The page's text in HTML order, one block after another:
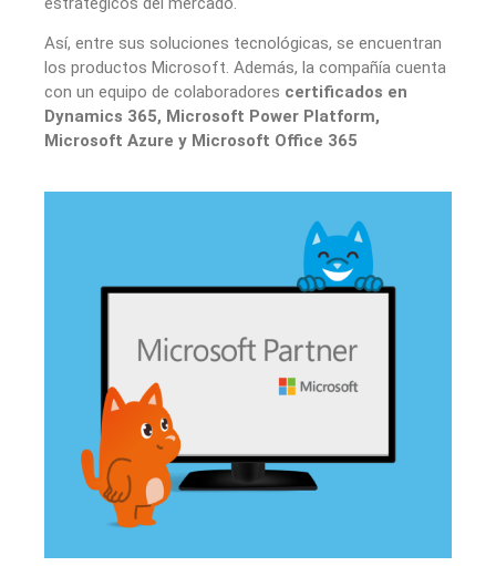
Así, entre sus soluciones tecnológicas, se encuentran
los productos Microsoft. Además, la compañía cuenta
con un equipo de colaboradores certificados en
Dynamics 365, Microsoft Power Platform,
Microsoft Azure y Microsoft Office 365